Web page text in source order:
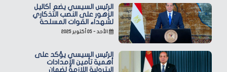
الرئيس السيسي يضع أكاليل
الزهور على النصب التذكاري
لشهداء القوات المسلحة
الأحد - ٠٥ أكتوبر ٢٠٢٥
الرئيس السيسي يؤكد على
أهمية تأمين الإمدادات
البترولية اللازمة لضمان